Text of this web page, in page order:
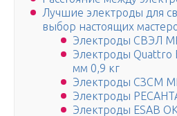
Лучшие электроды для
выбор настоящих
Электроды СВЭЛ
Электроды Quattro
мм 0,9 кг
Электроды СЗСМ
Электроды
Электроды ESAB